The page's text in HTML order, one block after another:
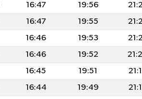
16:47 19:56
16:47 19:55
16:46 19:53
16:46 19:52
16:45 19:51
16:44 19:49